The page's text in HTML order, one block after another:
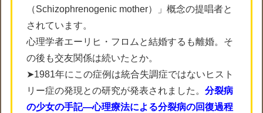
（Schizophrenogenic mother）」概念の提唱者と
されています。
心理学者エーリヒ・フロムと結婚するも離婚。そ
の後も交友関係は続いたとか。
➤1981年にこの症例は統合失調症ではないヒスト
リー症の発現との研究が発表されました。分裂病
の少女の手記―心理療法による分裂病の回復過程